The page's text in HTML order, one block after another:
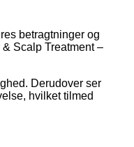
betragtninger og
Scalp Treatment –
Derudover ser
hvilket tilmed